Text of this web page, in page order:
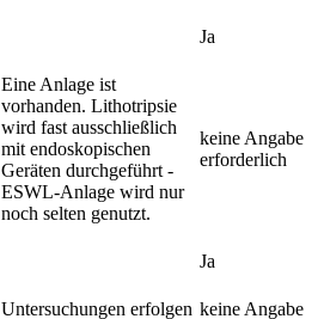
Ja
Eine Anlage ist
vorhanden. Lithotripsie
wird fast ausschließlich
mit endoskopischen
Geräten durchgeführt -
ESWL-Anlage wird nur
noch selten genutzt.
keine Angabe
erforderlich
Ja
Untersuchungen erfolgen keine Angabe